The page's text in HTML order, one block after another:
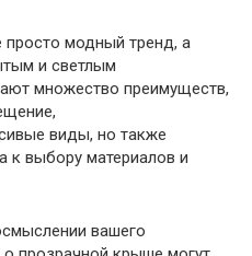
модный тренд, а
и светлым
множество преимуществ,
виды, но также
к выбору материалов и
вашего